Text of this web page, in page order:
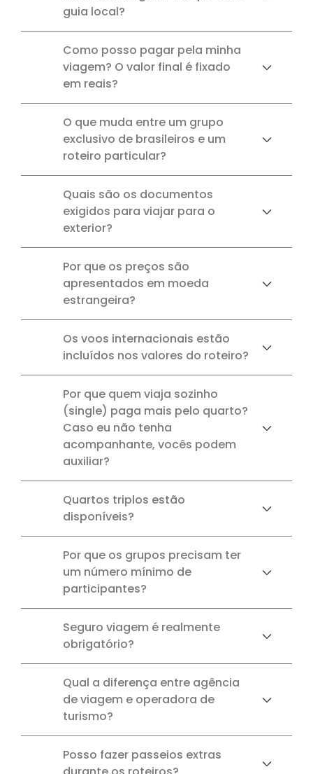
guia local?
Como posso pagar pela minha
viagem? O valor final é fixado
em reais?
O que muda entre um grupo
exclusivo de brasileiros e um
roteiro particular?
Quais são os documentos
exigidos para viajar para o
exterior?
Por que os preços são
apresentados em moeda
estrangeira?
Os voos internacionais estão
incluídos nos valores do roteiro?
Por que quem viaja sozinho
(single) paga mais pelo quarto?
Caso eu não tenha
acompanhante, vocês podem
auxiliar?
Quartos triplos estão
disponíveis?
Por que os grupos precisam ter
um número mínimo de
participantes?
Seguro viagem é realmente
obrigatório?
Qual a diferença entre agência
de viagem e operadora de
turismo?
Posso fazer passeios extras